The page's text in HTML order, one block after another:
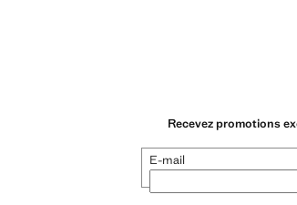
Recevez promotions
E-mail